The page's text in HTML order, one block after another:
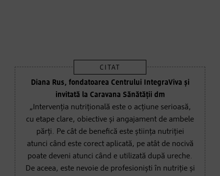
Diana Rus, fondatoarea Centrului IntegraViva și
invitată la Caravana Sănătății dm
„Intervenția nutrițională este o acțiune serioasă,
cu etape clare, obiective și angajament de ambele
părți. Pe cât de benefică este știința nutriției
atunci când este corect aplicată, pe atât de nocivă
poate deveni atunci când e utilizată după ureche.
De aceea, este nevoie de profesioniști în nutriție și